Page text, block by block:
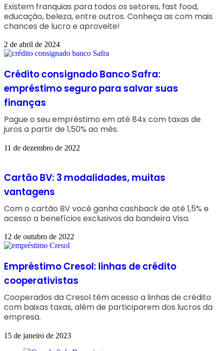
Existem franquias para todos os setores, fast food,
educação, beleza, entre outros. Conheça as com mais
chances de lucro e aproveite!
2 de abril de 2024
Crédito consignado Banco Safra:
empréstimo seguro para salvar suas
finanças
Pague o seu empréstimo em até 84x com taxas de
juros a partir de 1,50% ao mês.
11 de dezembro de 2022
Cartão BV: 3 modalidades, muitas
vantagens
Com o cartão BV você ganha cashback de até 1,5% e
acesso a benefícios exclusivos da bandeira Visa.
12 de outubro de 2022
Empréstimo Cresol: linhas de crédito
cooperativistas
Cooperados da Cresol têm acesso a linhas de crédito
com baixas taxas, além de participarem dos lucros da
empresa.
15 de janeiro de 2023